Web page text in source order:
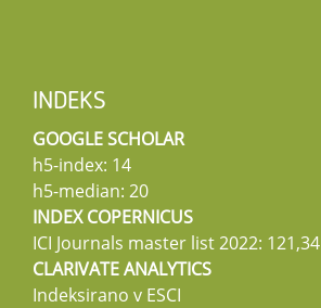
INDEKS
GOOGLE SCHOLAR
h5-index: 14
h5-median: 20
INDEX COPERNICUS
ICI Journals master list 2022: 121,34
CLARIVATE ANALYTICS
Indeksirano v ESCI